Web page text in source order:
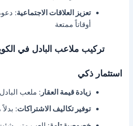
تعزيز العلاقات الاجتماعية:
أوقاتاً ممتعة
تركيب ملاعب البادل في الكويت
استثمار ذكي
زيادة قيمة العقار : ملعب
توفير تكاليف الاشتراكات: